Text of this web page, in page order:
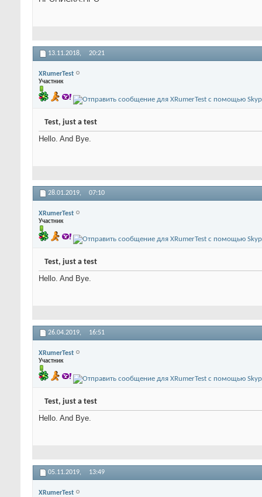
13.11.2018, 20:21
XRumerTest
Участник
Test, just a test
Hello. And Bye.
28.01.2019, 07:10
XRumerTest
Участник
Test, just a test
Hello. And Bye.
26.04.2019, 16:51
XRumerTest
Участник
Test, just a test
Hello. And Bye.
05.11.2019, 13:49
XRumerTest